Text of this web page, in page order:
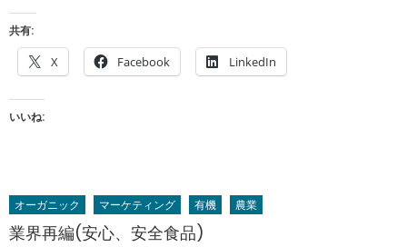
共有:
X Facebook LinkedIn
いいね:
オーガニック マーケティング 有機 農業
業界再編(安心、安全食品)